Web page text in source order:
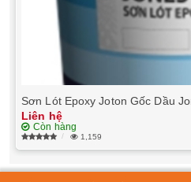
Sơn Lót Epoxy Joton Gốc Dầu
Liên hệ
Còn hàng
1,159